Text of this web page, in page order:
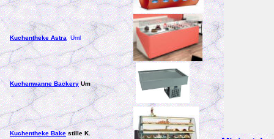
Kuchentheke Astra Uml
Kuchenwanne BackeryUm
Kuchentheke Bake stille K.